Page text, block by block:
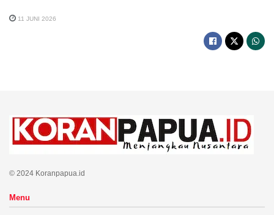
11 JUNI 2026
© 2024 Koranpapua.id
Menu